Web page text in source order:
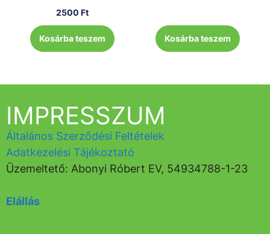
2500Ft
Kosárba teszem Kosárba teszem
IMPRESSZUM
Általános Szerződési Feltételek
Adatkezelési Tájékoztató
Üzemeltető: Abonyi Róbert EV, 54934788-1-23
Elállás